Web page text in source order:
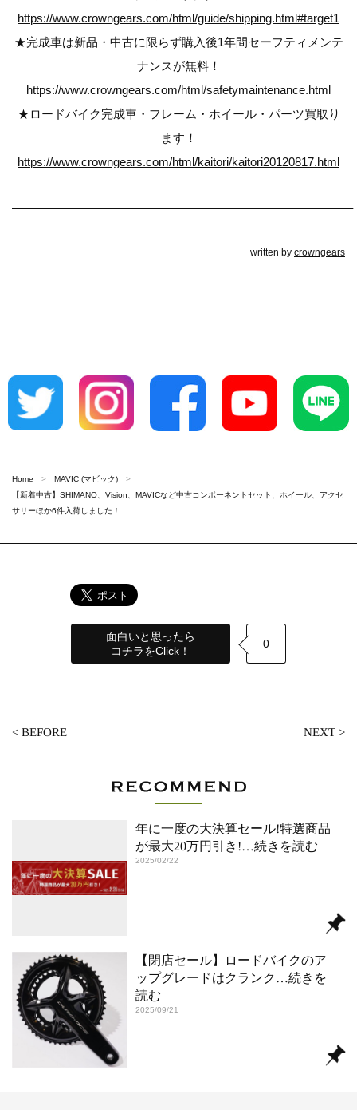
https://www.crowngears.com/html/guide/shipping.html#target1
★完成車は新品・中古に限らず購入後1年間セーフティメンテ
ナンスが無料！
https://www.crowngears.com/html/safetymaintenance.html
★ロードバイク完成車・フレーム・ホイール・パーツ買取り
ます！
https://www.crowngears.com/html/kaitori/kaitori20120817.html
————————————————————————————–
written by crowngears
Home
MAVIC (マビック)
【新着中古】SHIMANO、Vision、MAVICなど中古コンポーネントセット、ホイール、アクセ
サリーほか6件入荷しました！
面白いと思ったら
コチラをClick！
0
<BEFORE NEXT>
年に一度の大決算セール!特選商品
が最大20万円引き!…続きを読む
2025/02/22
【閉店セール】ロードバイクのア
ップグレードはクランク …続きを
読む
2025/09/21